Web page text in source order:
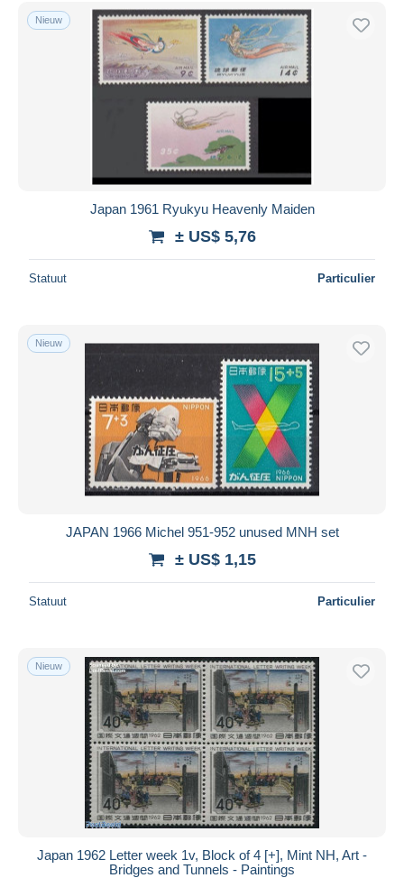
Gratis levering
Betaalmiddelen
PayPal
Bankoverschrijving
Mastercard
Bancontact
Woonplaats van de verkoper
Toepassen
Nieuw
Japan 1961 Ryukyu Heavenly Maiden
± US$ 5,76
Statuut Particulier
Nieuw
JAPAN 1966 Michel 951-952 unused MNH set
± US$ 1,15
Statuut Particulier
Nieuw
Japan 1962 Letter week 1v, Block of 4 [+], Mint NH, Art -
Bridges and Tunnels - Paintings